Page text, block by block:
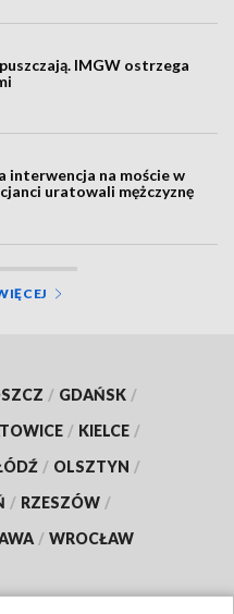
IMGW ostrzega
interwencja na moście w
uratowali mężczyznę
/ GDAŃSK /
/ KIELCE /
/ OLSZTYN /
/ RZESZÓW /
/ WROCŁAW